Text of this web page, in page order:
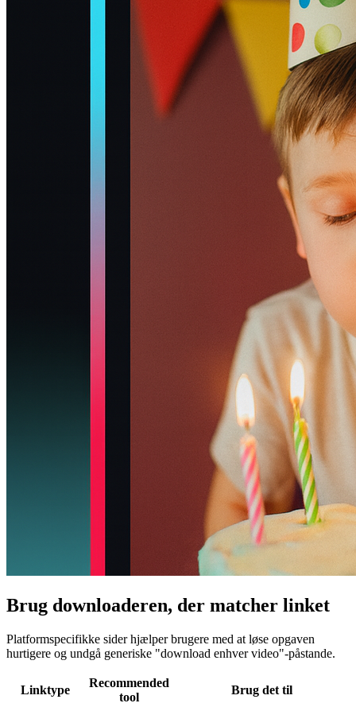
Brug downloaderen, der matcher linket
Platformspecifikke sider hjælper brugere med at løse opgaven
hurtigere og undgå generiske "download enhver video"-påstande.
Linktype
Recommended
tool
Brug det til